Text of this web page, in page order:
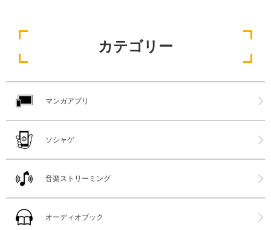
カテゴリー
マンガアプリ
ソシャゲ
音楽ストリーミング
オーディオブック